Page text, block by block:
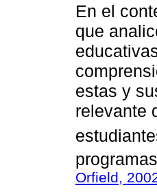
En el
que
estas y
relevante
Orfield,